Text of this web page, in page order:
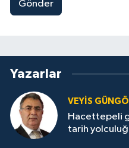
Gönder
Yazarlar
VEYIS
Hacettepeli
tarih